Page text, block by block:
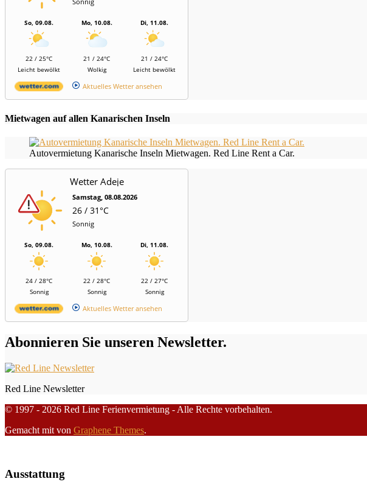
So, 09.08.
22 / 25°C
Leicht bewölkt
Mo, 10.08.
21 / 24°C
Wolkig
Di, 11.08.
21 / 24°C
Leicht bewölkt
Aktuelles Wetter ansehen
Mietwagen auf allen Kanarischen Inseln
Autovermietung Kanarische Inseln Mietwagen. Red Line Rent a Car.
Wetter Adeje
Samstag, 08.08.2026
26 / 31°C
Sonnig
So, 09.08.
24 / 28°C
Sonnig
Mo, 10.08.
22 / 28°C
Sonnig
Di, 11.08.
22 / 27°C
Sonnig
Aktuelles Wetter ansehen
Abonnieren Sie unseren Newsletter.
Red Line Newsletter
© 1997 - 2026 Red Line Ferienvermietung - Alle Rechte vorbehalten.
Gemacht mit von Graphene Themes.
Ausstattung